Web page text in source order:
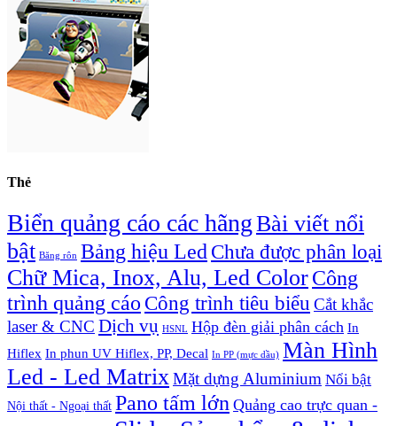
Thẻ
Biển quảng cáo các hãngBài viết nổi
bật Băng rôn Bảng hiệu Led Chưa được phân loại
Chữ Mica, Inox, Alu, Led ColorCông
trình quảng cáo Công trình tiêu biểu Cắt khắc
laser & CNC Dịch vụ HSNL Hộp đèn giải phân cách In
Hiflex In phun UV Hiflex, PP, Decal In PP (mực dầu) Màn Hình
Led - Led MatrixMặt dựng Aluminium Nổi bật
Nội thất - Ngoại thất Pano tấm lớn Quảng cao trực quan -